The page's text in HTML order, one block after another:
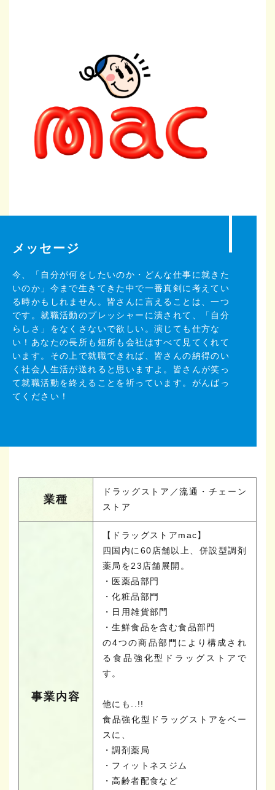
メッセージ
今、「自分が何をしたいのか・どんな仕事に就きた
いのか」今まで生きてきた中で一番真剣に考えてい
る時かもしれません。皆さんに言えることは、一つ
です。就職活動のプレッシャーに潰されて、「自分
らしさ」をなくさないで欲しい。演じても仕方な
い！あなたの長所も短所も会社はすべて見てくれて
います。その上で就職できれば、皆さんの納得のい
く社会人生活が送れると思いますよ。皆さんが笑っ
て就職活動を終えることを祈っています。がんばっ
てください！
業種
ドラッグストア／流通・チェーン
ストア
事業内容
【ドラッグストアmac】
四国内に60店舗以上、併設型調剤
薬局を23店舗展開。
・医薬品部門
・化粧品部門
・日用雑貨部門
・生鮮食品を含む食品部門
の4つの商品部門により構成され
る食品強化型ドラッグストアで
す。
他にも..!!
食品強化型ドラッグストアをベー
スに、
・調剤薬局
・フィットネスジム
・高齢者配食など